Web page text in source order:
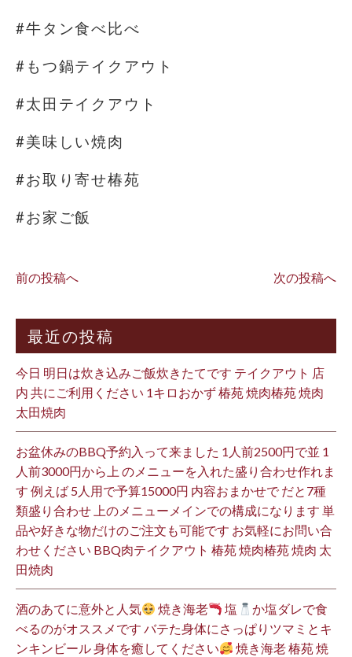
#牛タン食べ比べ
#もつ鍋テイクアウト
#太田テイクアウト
#美味しい焼肉
#お取り寄せ椿苑
#お家ご飯
前の投稿へ 次の投稿へ
最近の投稿
今日 明日は炊き込みご飯炊きたてです テイクアウト 店
内 共にご利用ください 1キロおかず 椿苑 焼肉椿苑 焼肉
太田焼肉
お盆休みのBBQ予約入って来ました 1人前2500円で並 1
人前3000円から上 のメニューを入れた盛り合わせ作れま
す 例えば 5人用で予算15000円 内容おまかせで だと7種
類盛り合わせ 上のメニューメインでの構成になります 単
品や好きな物だけのご注文も可能です お気軽にお問い合
わせください BBQ肉テイクアウト 椿苑 焼肉椿苑 焼肉 太
田焼肉
酒のあてに意外と人気 焼き海老 塩
か塩ダレで食
べるのがオススメです バテた身体にさっぱりツマミとキ
ンキンビール 身体を癒してください
焼き海老 椿苑 焼